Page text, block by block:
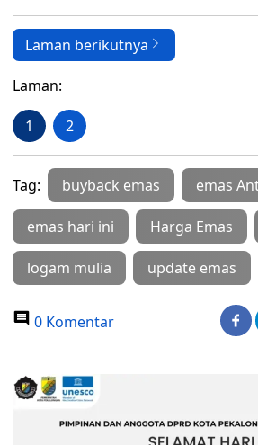
Laman berikutnya
Laman:
1 2
Tag: buyback emas emas
emas hari ini Harga Emas
logam mulia update emas
0 Komentar